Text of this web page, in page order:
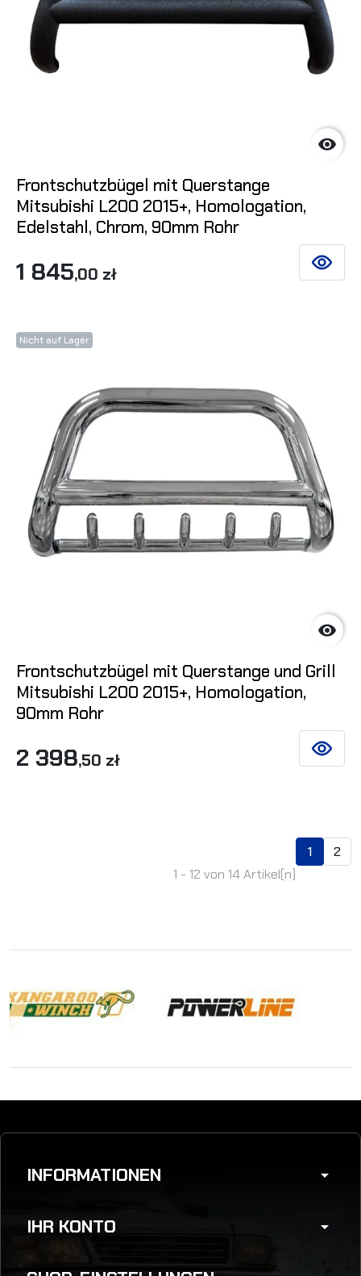

Frontschutzbügel mit Querstange
Mitsubishi L200 2015+, Homologation,
Edelstahl, Chrom, 90mm Rohr
1 845,00 zł SIEHE
Nicht auf Lager

Frontschutzbügel mit Querstange und Grill
Mitsubishi L200 2015+, Homologation,
90mm Rohr
2 398,50 zł SIEHE
1 - 12 von 14 Artikel(n)
1 2
INFORMATIONEN arrow_drop_down
IHR KONTO arrow_drop_down